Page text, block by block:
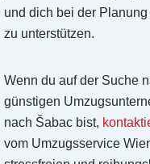
und dich bei der
zu unterstützen.
Wenn du auf der Suche
günstigen
nach Šabac bist,
vom Umzugsservice